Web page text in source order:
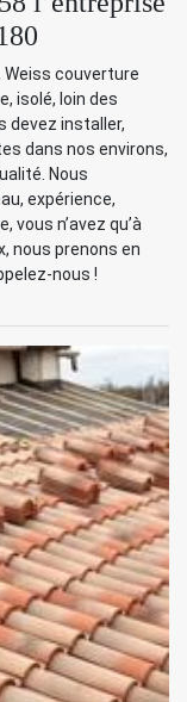
couverture
isolé, loin des
devez installer,
dans nos environs,
Nous
expérience,
n’avez qu’à
nous prenons en
nous !